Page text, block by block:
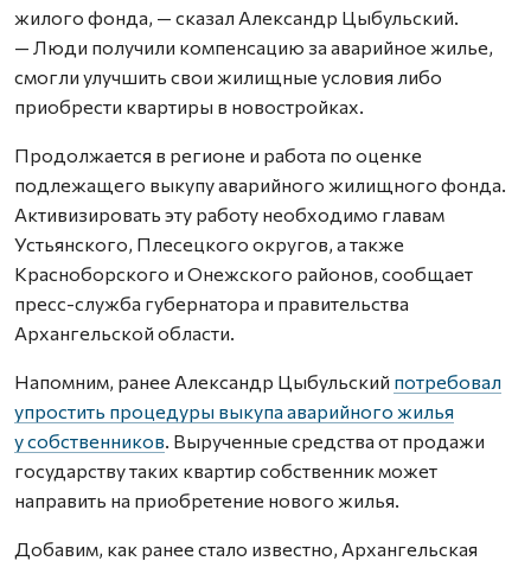
жилого фонда, — сказал Александр Цыбульский.
— Люди получили компенсацию за аварийное жилье,
смогли улучшить свои жилищные условия либо
приобрести квартиры в новостройках.
Продолжается в регионе и работа по оценке
подлежащего выкупу аварийного жилищного фонда.
Активизировать эту работу необходимо главам
Устьянского, Плесецкого округов, а также
Красноборского и Онежского районов, сообщает
пресс-служба губернатора и правительства
Архангельской области.
Напомним, ранее Александр Цыбульский потребовал
упростить процедуры выкупа аварийного жилья
у собственников. Вырученные средства от продажи
государству таких квартир собственник может
направить на приобретение нового жилья.
Добавим, как ранее стало известно, Архангельская